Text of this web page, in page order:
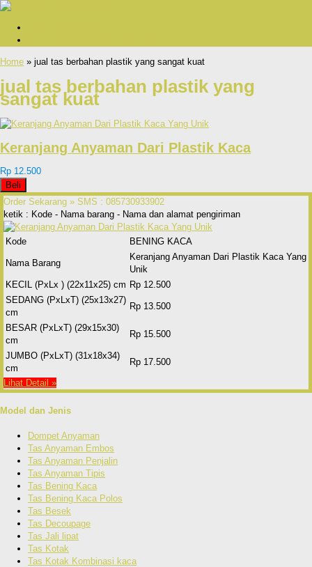
Home » jual tas berbahan plastik yang sangat kuat
jual tas berbahan plastik yang
sangat kuat
Keranjang Anyaman Dari Plastik Kaca
Rp 12.500
Beli
Order Sekarang » SMS : 085730933902
ketik : Kode - Nama barang - Nama dan alamat pengiriman
Kode BENING KACA
Nama Barang
Keranjang Anyaman Dari Plastik Kaca Yang
Unik
KECIL (PxLx ) (22x11x25) cm Rp 12.500
SEDANG (PxLxT) (25x13x27)
cm
Rp 13.500
BESAR (PxLxT) (29x15x30)
cm
Rp 15.500
JUMBO (PxLxT) (31x18x34)
cm
Rp 17.500
Lihat Detail »
Model dan Jenis
Dompet Anyaman
Tas Anyaman Embos
Tas Anyaman Penjalin
Tas Anyaman Tipis
Tas Bening Kaca
Tas Bening Kaca Polos
Tas Besek
Tas Decoupage
Tas Jali lipat
Tas Kotak
Tas Kotak Kombinasi kaca